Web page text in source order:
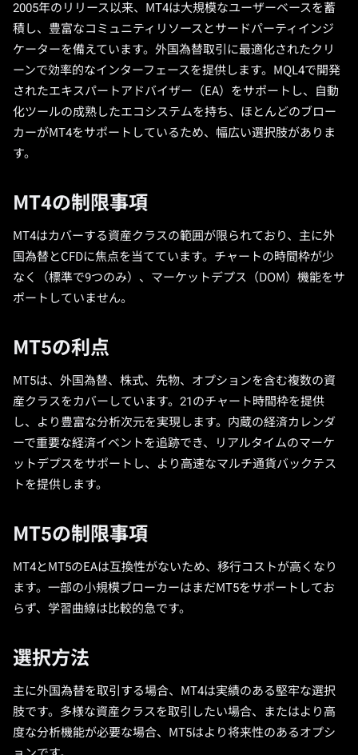
2005年のリリース以来、MT4は大規模なユーザーベースを蓄
積し、豊富なコミュニティリソースとサードパーティインジ
ケーターを備えています。外国為替取引に最適化されたクリ
ーンで効率的なインターフェースを提供します。MQL4で開発
されたエキスパートアドバイザー（EA）をサポートし、自動
化ツールの成熟したエコシステムを持ち、ほとんどのブロー
カーがMT4をサポートしているため、幅広い選択肢がありま
す。
MT4の制限事項
MT4はカバーする資産クラスの範囲が限られており、主に外
国為替とCFDに焦点を当てています。チャートの時間枠が少
なく（標準で9つのみ）、マーケットデプス（DOM）機能をサ
ポートしていません。
MT5の利点
MT5は、外国為替、株式、先物、オプションを含む複数の資
産クラスをカバーしています。21のチャート時間枠を提供
し、より豊富な分析次元を実現します。内蔵の経済カレンダ
ーで重要な経済イベントを追跡でき、リアルタイムのマーケ
ットデプスをサポートし、より高速なマルチ通貨バックテス
トを提供します。
MT5の制限事項
MT4とMT5のEAは互換性がないため、移行コストが高くなり
ます。一部の小規模ブローカーはまだMT5をサポートしてお
らず、学習曲線は比較的急です。
選択方法
主に外国為替を取引する場合、MT4は実績のある堅牢な選択
肢です。多様な資産クラスを取引したい場合、またはより高
度な分析機能が必要な場合、MT5はより将来性のあるオプシ